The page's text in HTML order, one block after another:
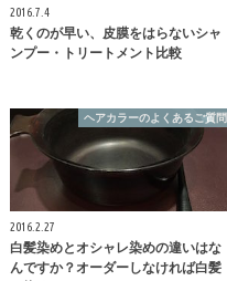
2016.7.4
乾くのが早い、皮膜をはらないシャ
ンプー・トリートメント比較
ヘアカラーのよくあるご質問
2016.2.27
白髪染めとオシャレ染めの違いはな
んですか？オーダーしなければ白髪